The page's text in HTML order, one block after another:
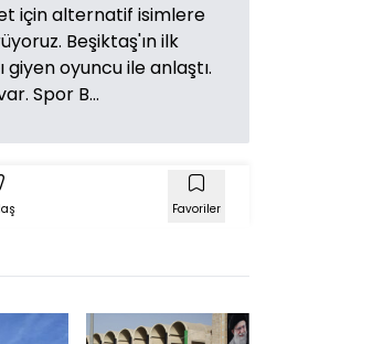
için alternatif isimlere
Beşiktaş'ın ilk
oyuncu ile anlaştı.
Spor B...
Favoriler